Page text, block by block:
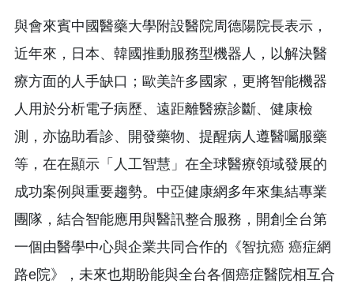
與會來賓中國醫藥大學附設醫院周德陽院長表示，
近年來，日本、韓國推動服務型機器人，以解決醫
療方面的人手缺口；歐美許多國家，更將智能機器
人用於分析電子病歷、遠距離醫療診斷、健康檢
測，亦協助看診、開發藥物、提醒病人遵醫囑服藥
等，在在顯示「人工智慧」在全球醫療領域發展的
成功案例與重要趨勢。中亞健康網多年來集結專業
團隊，結合智能應用與醫訊整合服務，開創全台第
一個由醫學中心與企業共同合作的《智抗癌 癌症網
路e院》，未來也期盼能與全台各個癌症醫院相互合